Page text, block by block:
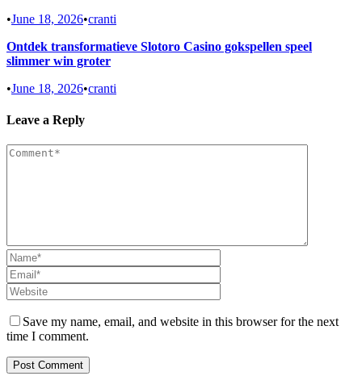
•June 18, 2026•cranti
Ontdek transformatieve Slotoro Casino gokspellen speel
slimmer win groter
•June 18, 2026•cranti
Leave a Reply
Save my name, email, and website in this browser for the next
time I comment.